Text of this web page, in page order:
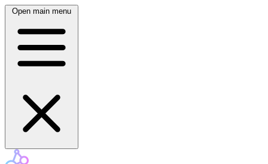
Open main menu